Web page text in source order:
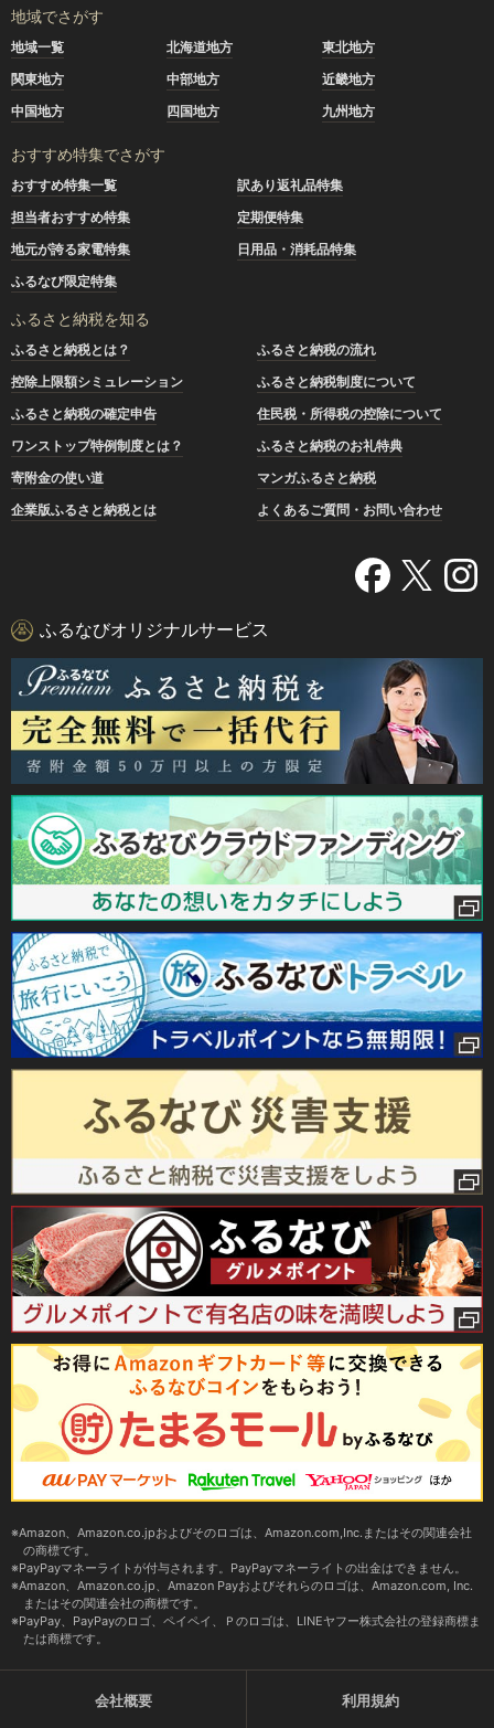
地域でさがす
地域一覧 北海道地方
東北地方
関東地方
中部地方
近畿地方
中国地方
四国地方 九州地方
おすすめ特集でさがす
おすすめ特集一覧
訳あり返礼品特集
担当者おすすめ特集
定期便特集
地元が誇る家電特集
日用品・消耗品特集
ふるなび限定特集
ふるさと納税を知る
ふるさと納税とは？
ふるさと納税の流れ
控除上限額シミュレーション
ふるさと納税制度について
ふるさと納税の確定申告
住民税・所得税の控除について
ワンストップ特例制度とは？
ふるさと納税のお礼特典
寄附金の使い道
マンガふるさと納税
企業版ふるさと納税とは
よくあるご質問・お問い合わせ
ふるなびオリジナルサービス
Amazon、Amazon.co.jpおよびそのロゴは、Amazon.com,Inc.またはその関連会社
の商標です。
PayPayマネーライトが付与されます。PayPayマネーライトの出金はできません。
Amazon、Amazon.co.jp、Amazon Payおよびそれらのロゴは、Amazon.com, Inc.
またはその関連会社の商標です。
PayPay、PayPayのロゴ、ペイペイ、Ｐのロゴは、LINEヤフー株式会社の登録商標ま
たは商標です。
会社概要 利用規約